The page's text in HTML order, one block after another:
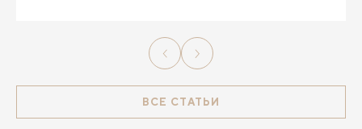
ВСЕ СТАТЬИ